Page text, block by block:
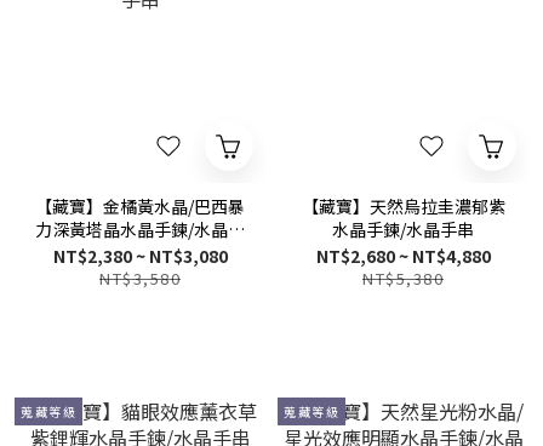
【藏寶】金橘黃水晶/巴西暴
力深黃塔晶水晶手鍊/水晶手
串
NT$2,380 ~ NT$3,080
NT$3,580
【藏寶】天然烏拉圭濃郁紫
水晶手鍊/水晶手串
NT$2,680 ~ NT$4,880
NT$5,380
蒐藏等級 蒐藏等級